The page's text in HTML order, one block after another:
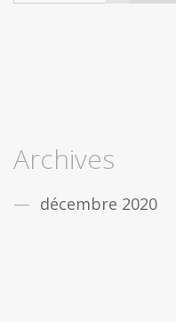
Archives
décembre 2020